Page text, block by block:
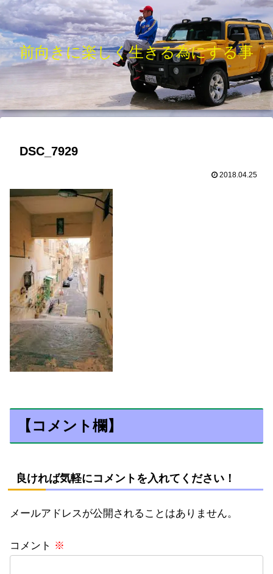
前向きに楽しく生きる為にする事
DSC_7929
2018.04.25
【コメント欄】
良ければ気軽にコメントを入れてください！
メールアドレスが公開されることはありません。
コメント ※